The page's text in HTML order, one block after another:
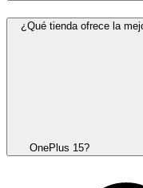
¿Qué tienda ofrece la
OnePlus 15?